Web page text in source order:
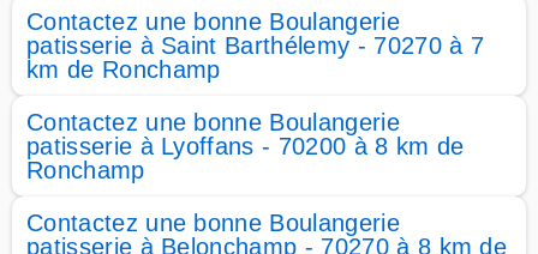
Contactez une bonne Boulangerie
patisserie à Saint Barthélemy - 70270 à 7
km de Ronchamp
Contactez une bonne Boulangerie
patisserie à Lyoffans - 70200 à 8 km de
Ronchamp
Contactez une bonne Boulangerie
patisserie à Belonchamp - 70270 à 8 km de